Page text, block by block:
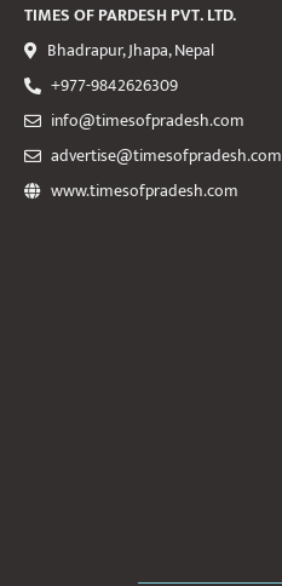
TIMES OF PARDESH PVT. LTD.
Bhadrapur, Jhapa, Nepal
+977-9842626309
info@timesofpradesh.com
advertise@timesofpradesh.com
www.timesofpradesh.com